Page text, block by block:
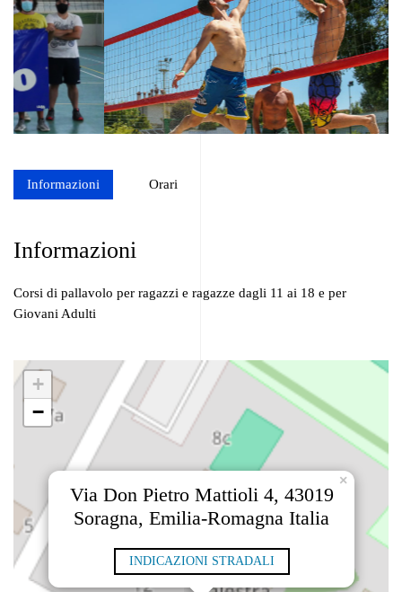
Informazioni Orari
Informazioni
Corsi di pallavolo per ragazzi e ragazze dagli 11 ai 18 e per
Giovani Adulti
Via Don Pietro Mattioli 4, 43019
Soragna, Emilia-Romagna Italia
INDICAZIONI STRADALI
×
+
−